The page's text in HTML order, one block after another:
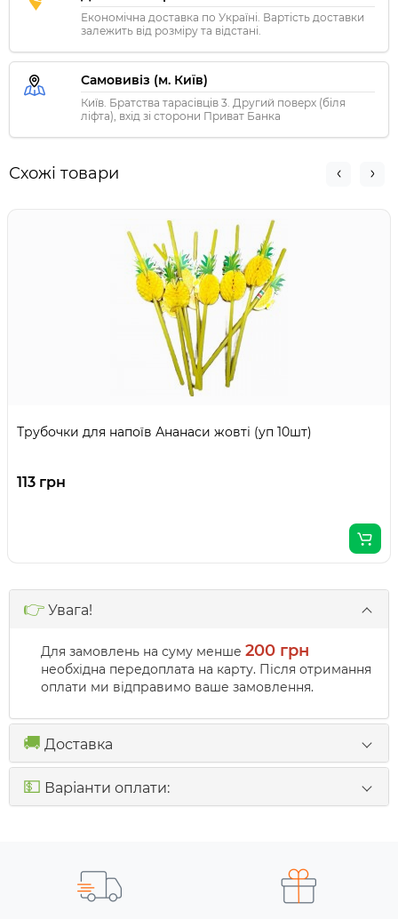
Економічна доставка по Україні. Вартість доставки
залежить від розміру та відстані.
Самовивіз (м. Київ)
Київ. Братства тарасівців 3. Другий поверх (біля
ліфта), вхід зі сторони Приват Банка
Схожі товари
Трубочки для напоїв Ананаси жовті (уп 10шт)
113 грн
👉 Увага!
Для замовлень на суму менше 200 грн
необхідна передоплата на карту. Після отримання
оплати ми відправимо ваше замовлення.
🚚 Доставка
💵 Варіанти оплати: